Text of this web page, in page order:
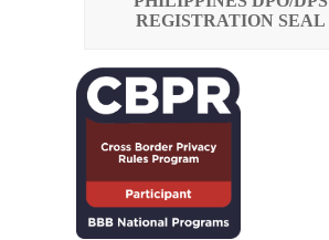
REGISTRATION SEAL